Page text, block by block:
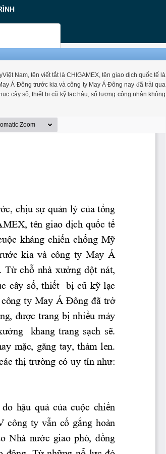
Nam, tên viết tắt là CHIGAMEX, tên giao dịch quốc tế là
Á Đông trước kia và công ty May Á Đông nay đã trải qua
cây số, thiết bị cũ kỹ lạc hậu, số lượng công nhân không